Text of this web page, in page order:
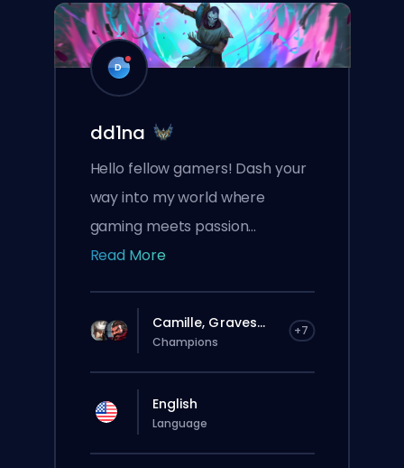
D
dd1na
Hello fellow gamers! Dash your
way into my world where
gaming meets passion...
Read More
Camille, Graves... +7
Champions
English
Language